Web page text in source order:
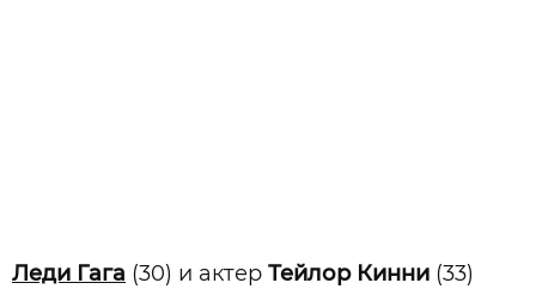
Леди Гага (30) и актер Тейлор Кинни (33)